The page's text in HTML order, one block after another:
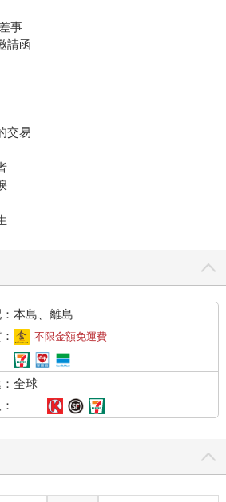
本土奇幻小說的一段佳話。歷經很
了《達貢城的英雄》，而我也將有
底出版。相信更多有天份的台灣作
待出版社來挖掘。 ＊文中李亞照
事
請函
交易
本島、離島
不限金額免運費
全球